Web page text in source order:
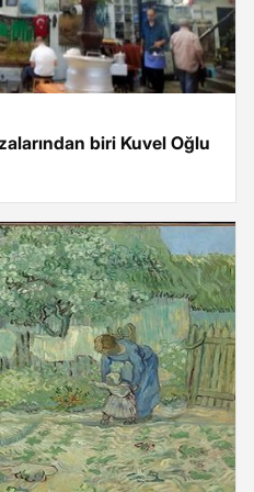
biri Kuvel Oğlu